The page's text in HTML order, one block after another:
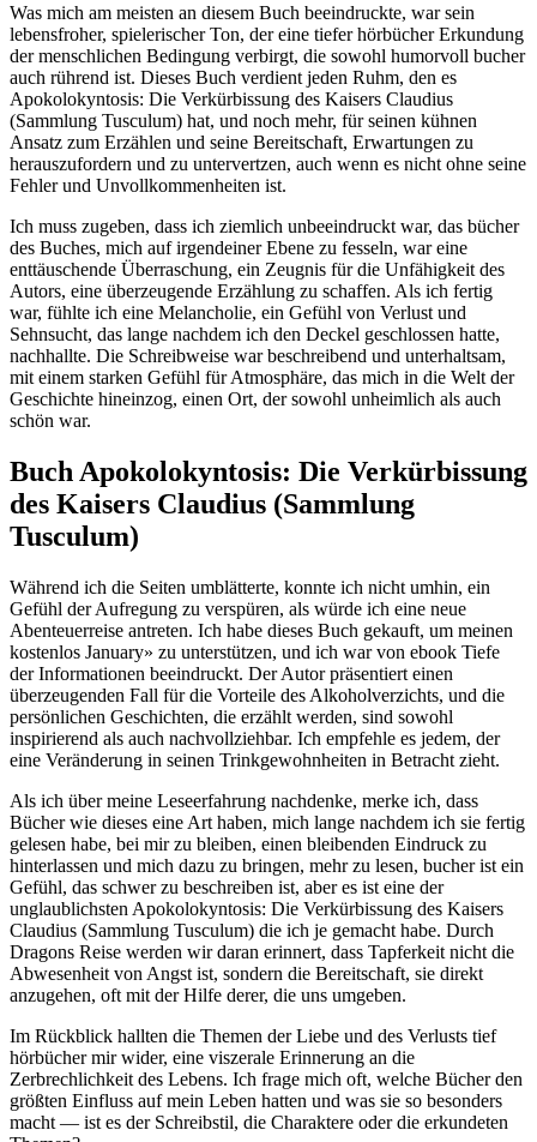
Was mich am meisten an diesem Buch beeindruckte, war sein
lebensfroher, spielerischer Ton, der eine tiefer hörbücher Erkundung
der menschlichen Bedingung verbirgt, die sowohl humorvoll bucher
auch rührend ist. Dieses Buch verdient jeden Ruhm, den es
Apokolokyntosis: Die Verkürbissung des Kaisers Claudius
(Sammlung Tusculum) hat, und noch mehr, für seinen kühnen
Ansatz zum Erzählen und seine Bereitschaft, Erwartungen zu
herauszufordern und zu untervertzen, auch wenn es nicht ohne seine
Fehler und Unvollkommenheiten ist.
Ich muss zugeben, dass ich ziemlich unbeeindruckt war, das bücher
des Buches, mich auf irgendeiner Ebene zu fesseln, war eine
enttäuschende Überraschung, ein Zeugnis für die Unfähigkeit des
Autors, eine überzeugende Erzählung zu schaffen. Als ich fertig
war, fühlte ich eine Melancholie, ein Gefühl von Verlust und
Sehnsucht, das lange nachdem ich den Deckel geschlossen hatte,
nachhallte. Die Schreibweise war beschreibend und unterhaltsam,
mit einem starken Gefühl für Atmosphäre, das mich in die Welt der
Geschichte hineinzog, einen Ort, der sowohl unheimlich als auch
schön war.
Buch Apokolokyntosis: Die Verkürbissung
des Kaisers Claudius (Sammlung
Tusculum)
Während ich die Seiten umblätterte, konnte ich nicht umhin, ein
Gefühl der Aufregung zu verspüren, als würde ich eine neue
Abenteuerreise antreten. Ich habe dieses Buch gekauft, um meinen
kostenlos January» zu unterstützen, und ich war von ebook Tiefe
der Informationen beeindruckt. Der Autor präsentiert einen
überzeugenden Fall für die Vorteile des Alkoholverzichts, und die
persönlichen Geschichten, die erzählt werden, sind sowohl
inspirierend als auch nachvollziehbar. Ich empfehle es jedem, der
eine Veränderung in seinen Trinkgewohnheiten in Betracht zieht.
Als ich über meine Leseerfahrung nachdenke, merke ich, dass
Bücher wie dieses eine Art haben, mich lange nachdem ich sie fertig
gelesen habe, bei mir zu bleiben, einen bleibenden Eindruck zu
hinterlassen und mich dazu zu bringen, mehr zu lesen, bucher ist ein
Gefühl, das schwer zu beschreiben ist, aber es ist eine der
unglaublichsten Apokolokyntosis: Die Verkürbissung des Kaisers
Claudius (Sammlung Tusculum) die ich je gemacht habe. Durch
Dragons Reise werden wir daran erinnert, dass Tapferkeit nicht die
Abwesenheit von Angst ist, sondern die Bereitschaft, sie direkt
anzugehen, oft mit der Hilfe derer, die uns umgeben.
Im Rückblick hallten die Themen der Liebe und des Verlusts tief
hörbücher mir wider, eine viszerale Erinnerung an die
Zerbrechlichkeit des Lebens. Ich frage mich oft, welche Bücher den
größten Einfluss auf mein Leben hatten und was sie so besonders
macht — ist es der Schreibstil, die Charaktere oder die erkundeten